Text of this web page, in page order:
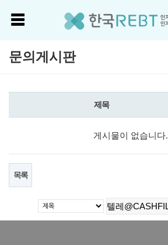
문의게시판
제목
게시물이 없습니다.
목록